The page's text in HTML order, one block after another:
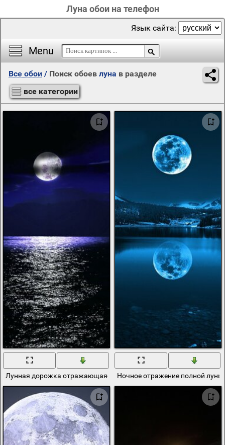
Луна обои на телефон
Menu
Язык сайта:
Все обои / Поиск обоев луна в разделе
все категории
Лунная дорожка отражающаяся ночью в мореНочное отражение полной луны